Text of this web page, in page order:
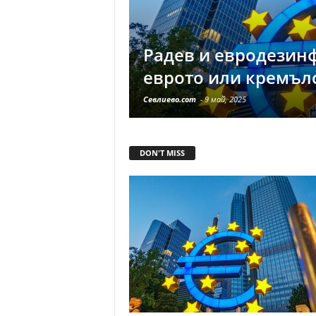
Радев и
еврото или
Севлиево.com - 9 май, 2025
DON'T MISS